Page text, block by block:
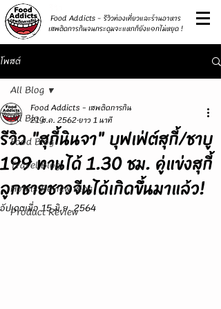
Food Addicts - รีวิวท่องเที่ยวและร้านอาหาร
เสพติดการกินจนกระดุมจะแหกก็ยังแ๑กไม่หยุด !
โพสต์
All Blog
Food Blog
Travel Blog
Hotels Review Blog
Product Review
All Blog
รีวิว "สุกี้นินจา" บุฟเฟ่ต์สุกี้/ชาบู
199 ทานได้ 1.30 ชม. คู่แข่งสุกี้
ลูกชายชาวจีนได้เกิดขึ้นมาแล้ว!
Food Addicts - เสพติดการกิน
21 ส.ค. 2562ยาว 1 นาที
อัปเดตเมื่อ15 มิ.ย. 2564